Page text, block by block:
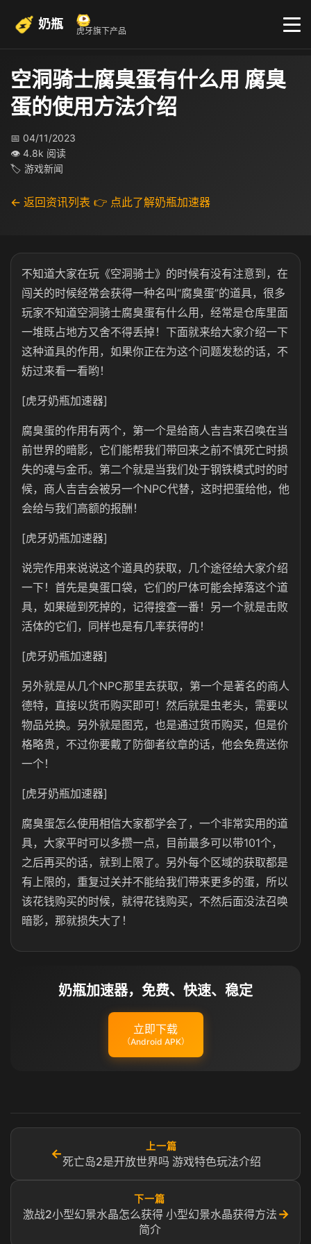
奶瓶 虎牙旗下产品
空洞骑士腐臭蛋有什么用 腐臭
蛋的使用方法介绍
📅 04/11/2023
👁 4.8k 阅读
🏷 游戏新闻
← 返回资讯列表 👉 点此了解奶瓶加速器
不知道大家在玩《空洞骑士》的时候有没有注意到，在
闯关的时候经常会获得一种名叫“腐臭蛋”的道具，很多
玩家不知道空洞骑士腐臭蛋有什么用，经常是仓库里面
一堆既占地方又舍不得丢掉！下面就来给大家介绍一下
这种道具的作用，如果你正在为这个问题发愁的话，不
妨过来看一看哟！
[虎牙奶瓶加速器]
腐臭蛋的作用有两个，第一个是给商人吉吉来召唤在当
前世界的暗影，它们能帮我们带回来之前不慎死亡时损
失的魂与金币。第二个就是当我们处于钢铁模式时的时
候，商人吉吉会被另一个NPC代替，这时把蛋给他，他
会给与我们高额的报酬！
[虎牙奶瓶加速器]
说完作用来说说这个道具的获取，几个途径给大家介绍
一下！首先是臭蛋口袋，它们的尸体可能会掉落这个道
具，如果碰到死掉的，记得搜查一番！另一个就是击败
活体的它们，同样也是有几率获得的！
[虎牙奶瓶加速器]
另外就是从几个NPC那里去获取，第一个是著名的商人
德特，直接以货币购买即可！然后就是虫老头，需要以
物品兑换。另外就是图克，也是通过货币购买，但是价
格略贵，不过你要戴了防御者纹章的话，他会免费送你
一个！
[虎牙奶瓶加速器]
腐臭蛋怎么使用相信大家都学会了，一个非常实用的道
具，大家平时可以多攒一点，目前最多可以带101个，
之后再买的话，就到上限了。另外每个区域的获取都是
有上限的，重复过关并不能给我们带来更多的蛋，所以
该花钱购买的时候，就得花钱购买，不然后面没法召唤
暗影，那就损失大了！
奶瓶加速器，免费、快速、稳定
立即下载
（Android APK）
←
上一篇
死亡岛2是开放世界吗 游戏特色玩法介绍
下一篇
激战2小型幻景水晶怎么获得 小型幻景水晶获得方法
简介
→